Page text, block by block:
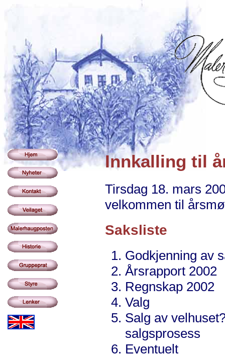
Innkalling til
Tirsdag 18. mars
velkommen til
Saksliste
Godkjenning av
Årsrapport 2002
Regnskap 2002
Valg
Salg av
salgsprosess
Eventuelt